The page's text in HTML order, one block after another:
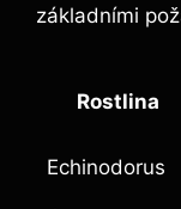
‌základními⁣
Rostlina
Echinodorus